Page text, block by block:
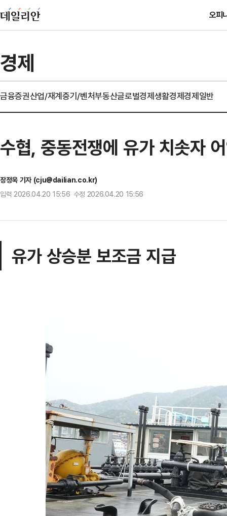
오피
경제
금융증권산업/재계중기/벤처부동산글로벌경제생활경제경제일반
수협, 중동전쟁에 유가 치솟자
장정욱 기자 (cju@dailian.co.kr)
입력 2026.04.20 15:56 수정 2026.04.20 15:56
유가 상승분 보조금 지급